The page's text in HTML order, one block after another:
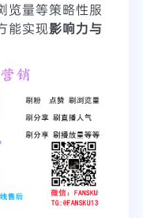
览量等策略性服
能实现影响力与